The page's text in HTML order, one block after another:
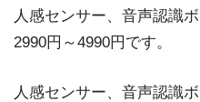
人感センサー、音声認識
2990円～4990円です。
人感センサー、音声認識